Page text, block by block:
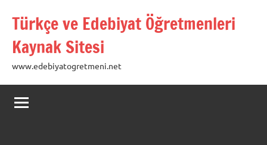
Türkçe ve Edebiyat Öğretmenleri
Kaynak Sitesi
www.edebiyatogretmeni.net